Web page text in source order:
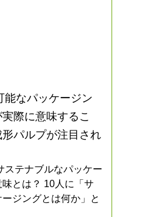
能なパッケージン
際に意味するこ
パルプが注目され
ステナブルなパッケー
とは？ 10人に「サ
ジングとは何か」と